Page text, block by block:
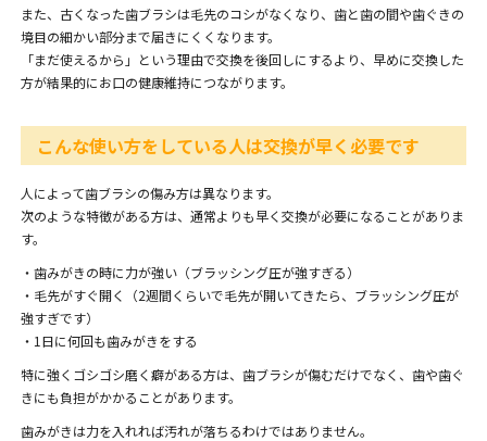
また、古くなった歯ブラシは毛先のコシがなくなり、歯と歯の間や歯ぐきの
境目の細かい部分まで届きにくくなります。
「まだ使えるから」という理由で交換を後回しにするより、早めに交換した
方が結果的にお口の健康維持につながります。
こんな使い方をしている人は交換が早く必要です
人によって歯ブラシの傷み方は異なります。
次のような特徴がある方は、通常よりも早く交換が必要になることがありま
す。
・歯みがきの時に力が強い（ブラッシング圧が強すぎる）
・毛先がすぐ開く（2週間くらいで毛先が開いてきたら、ブラッシング圧が
強すぎです）
・1日に何回も歯みがきをする
特に強くゴシゴシ磨く癖がある方は、歯ブラシが傷むだけでなく、歯や歯ぐ
きにも負担がかかることがあります。
歯みがきは力を入れれば汚れが落ちるわけではありません。